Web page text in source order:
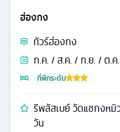
ฮ่องกง
ทัวร์ฮ่องกง
ก.ค. / ส.ค. / ก.ย. / ต.ค.
ที่พักระดับ
รีพลัสเบย์ วัดแชกงหมิ
วัน